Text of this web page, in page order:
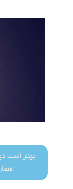
بهتر است